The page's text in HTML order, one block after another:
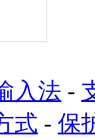
入法 -
式 - 保